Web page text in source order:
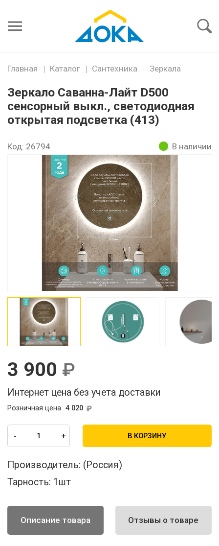
пароль
Главная Каталог Сантехника Зеркала
Зеркало Саванна-Лайт D500
сенсорный выкл., светодиодная
открытая подсветка (413)
Код: 26794 В наличии
3 900
Интернет цена без учета доставки
4 020
Розничная цена
- + В КОРЗИНУ
Производитель: (Россия)
Тарность: 1шт
Описание товара Отзывы о товаре